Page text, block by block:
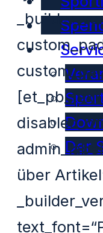
Der
[et_pb_text
über